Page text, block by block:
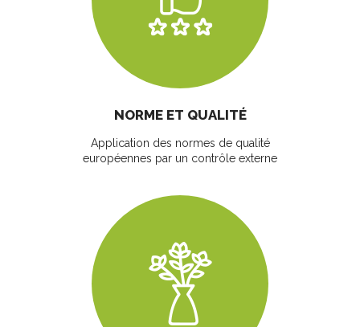
NORME ET QUALITÉ
Application des normes de qualité
européennes par un contrôle externe